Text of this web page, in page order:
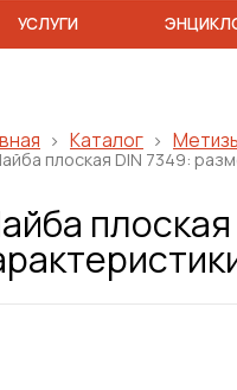
УСЛУГИ
Каталог
плоская DIN 7349:
плоская